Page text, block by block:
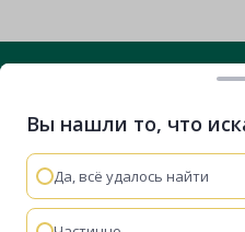
+7 (812) 635-29-71
ВконтактеTelegramRuTubeVK
Остались вопросы?
Вы нашли то, что
Да, всё удалось найти
Мы используем cookie-
быстрее и удобнее.